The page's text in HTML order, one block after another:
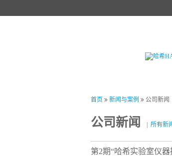
首页 新闻与案例 公司新闻
公司新闻 所有新
第2期“哈希实验室仪